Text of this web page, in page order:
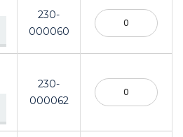
230-
000060
230-
000062